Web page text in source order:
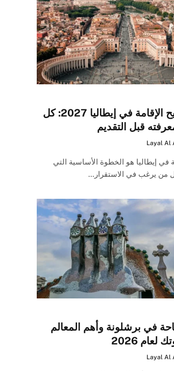
دليل تصريح الإقامة في إيطاليا 2027: كل
قبل التقديم
Layal Al
في إيطاليا هو الخطوة الأساسية التي
من يرغب في الاستقرار…
في برشلونة وأهم المعالم
لعام 2026
Layal Al